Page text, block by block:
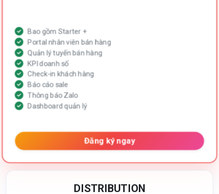
Bao gồm Starter +
Portal nhân viên bán hàng
Quản lý tuyến bán hàng
KPI doanh số
Check-in khách hàng
Báo cáo sale
Thông báo Zalo
Dashboard quản lý
Đăng ký ngay
DISTRIBUTION